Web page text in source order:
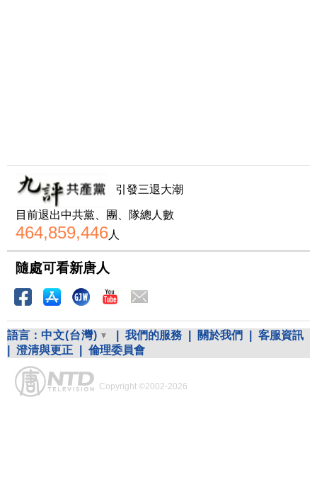
引發三退大潮
目前退出中共黨、團、隊總人數
464,859,446人
隨處可看新唐人
語言： 中文(台灣) 我們的服務 關於我們
客服資訊
澄清與更正 倫理委員會
Copyright ©2002-2026